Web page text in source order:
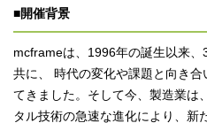
■開催背景
mcframeは、1996年の誕生以来
共に、 時代の変化や課題と向き
てきました。そして今、製造業は
タル技術の急速な進化により、新